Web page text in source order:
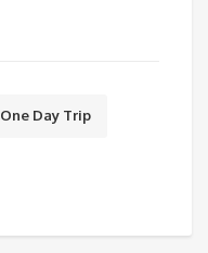
One Day Trip